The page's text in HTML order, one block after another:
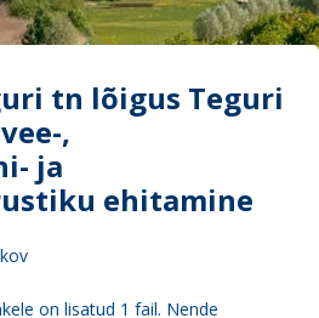
tn lõigus Teguri
,
ja
ehitamine
on lisatud 1 fail. Nende